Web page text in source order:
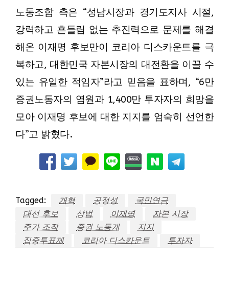
노동조합 측은 “성남시장과 경기도지사 시절,
강력하고 흔들림 없는 추진력으로 문제를 해결
해온 이재명 후보만이 코리아 디스카운트를 극
복하고, 대한민국 자본시장의 대전환을 이끌 수
있는 유일한 적임자”라고 믿음을 표하며, “6만
증권노동자의 염원과 1,400만 투자자의 희망을
모아 이재명 후보에 대한 지지를 엄숙히 선언한
다”고 밝혔다.
Tagged: 개혁 공정성
국민연금
대선 후보
상법 이재명
자본 시장
주가 조작
증권 노동계
지지
집중투표제
코리아 디스카운트 투자자